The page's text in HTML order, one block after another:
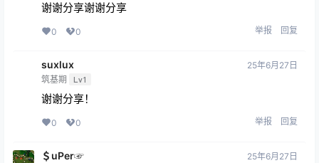
谢谢分享谢谢分享
0 0 举报 回复
suxlux
筑基期 Lv1
25年6月27日
谢谢分享！
0 0 举报 回复
＄uΡer☞ 25年6月27日